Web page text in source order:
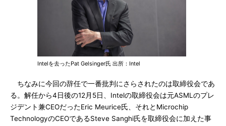
Intelを去ったPat Gelsinger氏 出所：Intel
ちなみに今回の辞任で一番批判にさらされたのは取締役会であ
る。解任から4日後の12月5日、Intelの取締役会は元ASMLのプレ
ジデント兼CEOだったEric Meurice氏、それとMicrochip
TechnologyのCEOであるSteve Sanghi氏を取締役会に加えた事